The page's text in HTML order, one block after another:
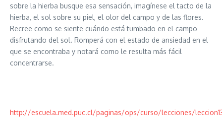
sobre la hierba busque esa sensación, imagínese el tacto de la
hierba, el sol sobre su piel, el olor del campo y de las flores.
Recree como se siente cuándo está tumbado en el campo
disfrutando del sol. Romperá con el estado de ansiedad en el
que se encontraba y notará como le resulta más fácil
concentrarse.
http://escuela.med.puc.cl/paginas/ops/curso/lecciones/